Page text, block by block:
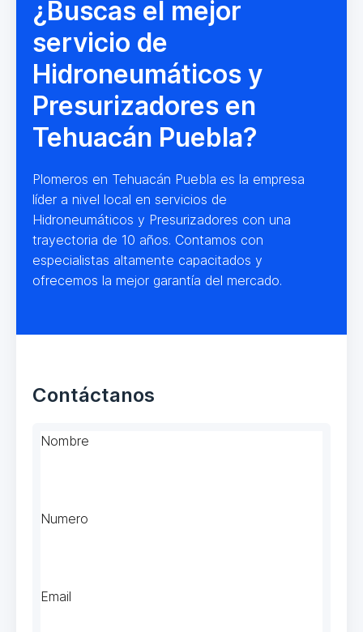
¿Buscas el mejor
servicio de
Hidroneumáticos y
Presurizadores en
Tehuacán Puebla?
Plomeros en Tehuacán Puebla es la empresa
líder a nivel local en servicios de
Hidroneumáticos y Presurizadores con una
trayectoria de 10 años. Contamos con
especialistas altamente capacitados y
ofrecemos la mejor garantía del mercado.
Contáctanos
Nombre
Numero
Email